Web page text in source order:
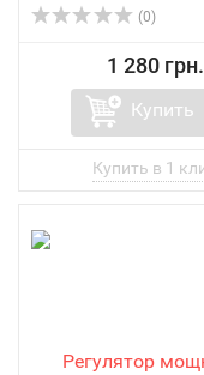
(0)
1 280 грн.
Купить